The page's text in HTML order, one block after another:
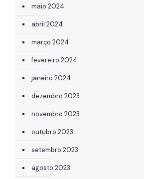
maio 2024
abril 2024
março 2024
fevereiro 2024
janeiro 2024
dezembro 2023
novembro 2023
outubro 2023
setembro 2023
agosto 2023